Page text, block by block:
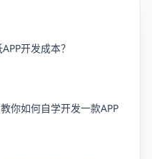
开发成本？
你如何自学开发一款APP